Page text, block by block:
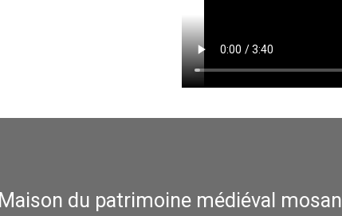
Maison du patrimoine médiéval mosan